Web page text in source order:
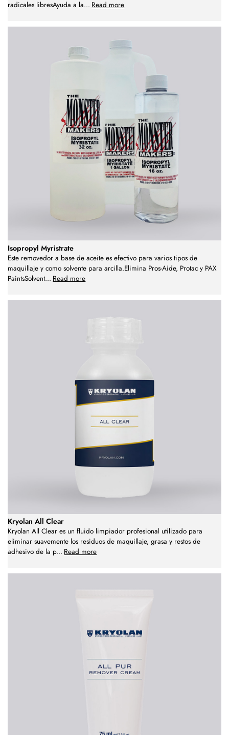
radicales libresAyuda a la... Read more
Isopropyl Myristrate
Este removedor a base de aceite es efectivo para varios tipos de
maquillaje y como solvente para arcilla.Elimina Pros-Aide, Protac y PAX
PaintsSolvent... Read more
Kryolan All Clear
Kryolan All Clear es un fluido limpiador profesional utilizado para
eliminar suavemente los residuos de maquillaje, grasa y restos de
adhesivo de la p... Read more